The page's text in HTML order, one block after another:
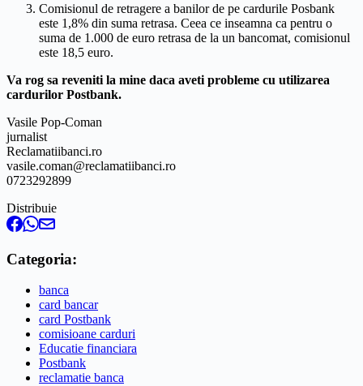
Comisionul de retragere a banilor de pe cardurile Posbank
este 1,8% din suma retrasa. Ceea ce inseamna ca pentru o
suma de 1.000 de euro retrasa de la un bancomat, comisionul
este 18,5 euro.
Va rog sa reveniti la mine daca aveti probleme cu utilizarea
cardurilor Postbank.
Vasile Pop-Coman
jurnalist
Reclamatiibanci.ro
vasile.coman@reclamatiibanci.ro
0723292899
Distribuie
Categoria:
banca
card bancar
card Postbank
comisioane carduri
Educatie financiara
Postbank
reclamatie banca